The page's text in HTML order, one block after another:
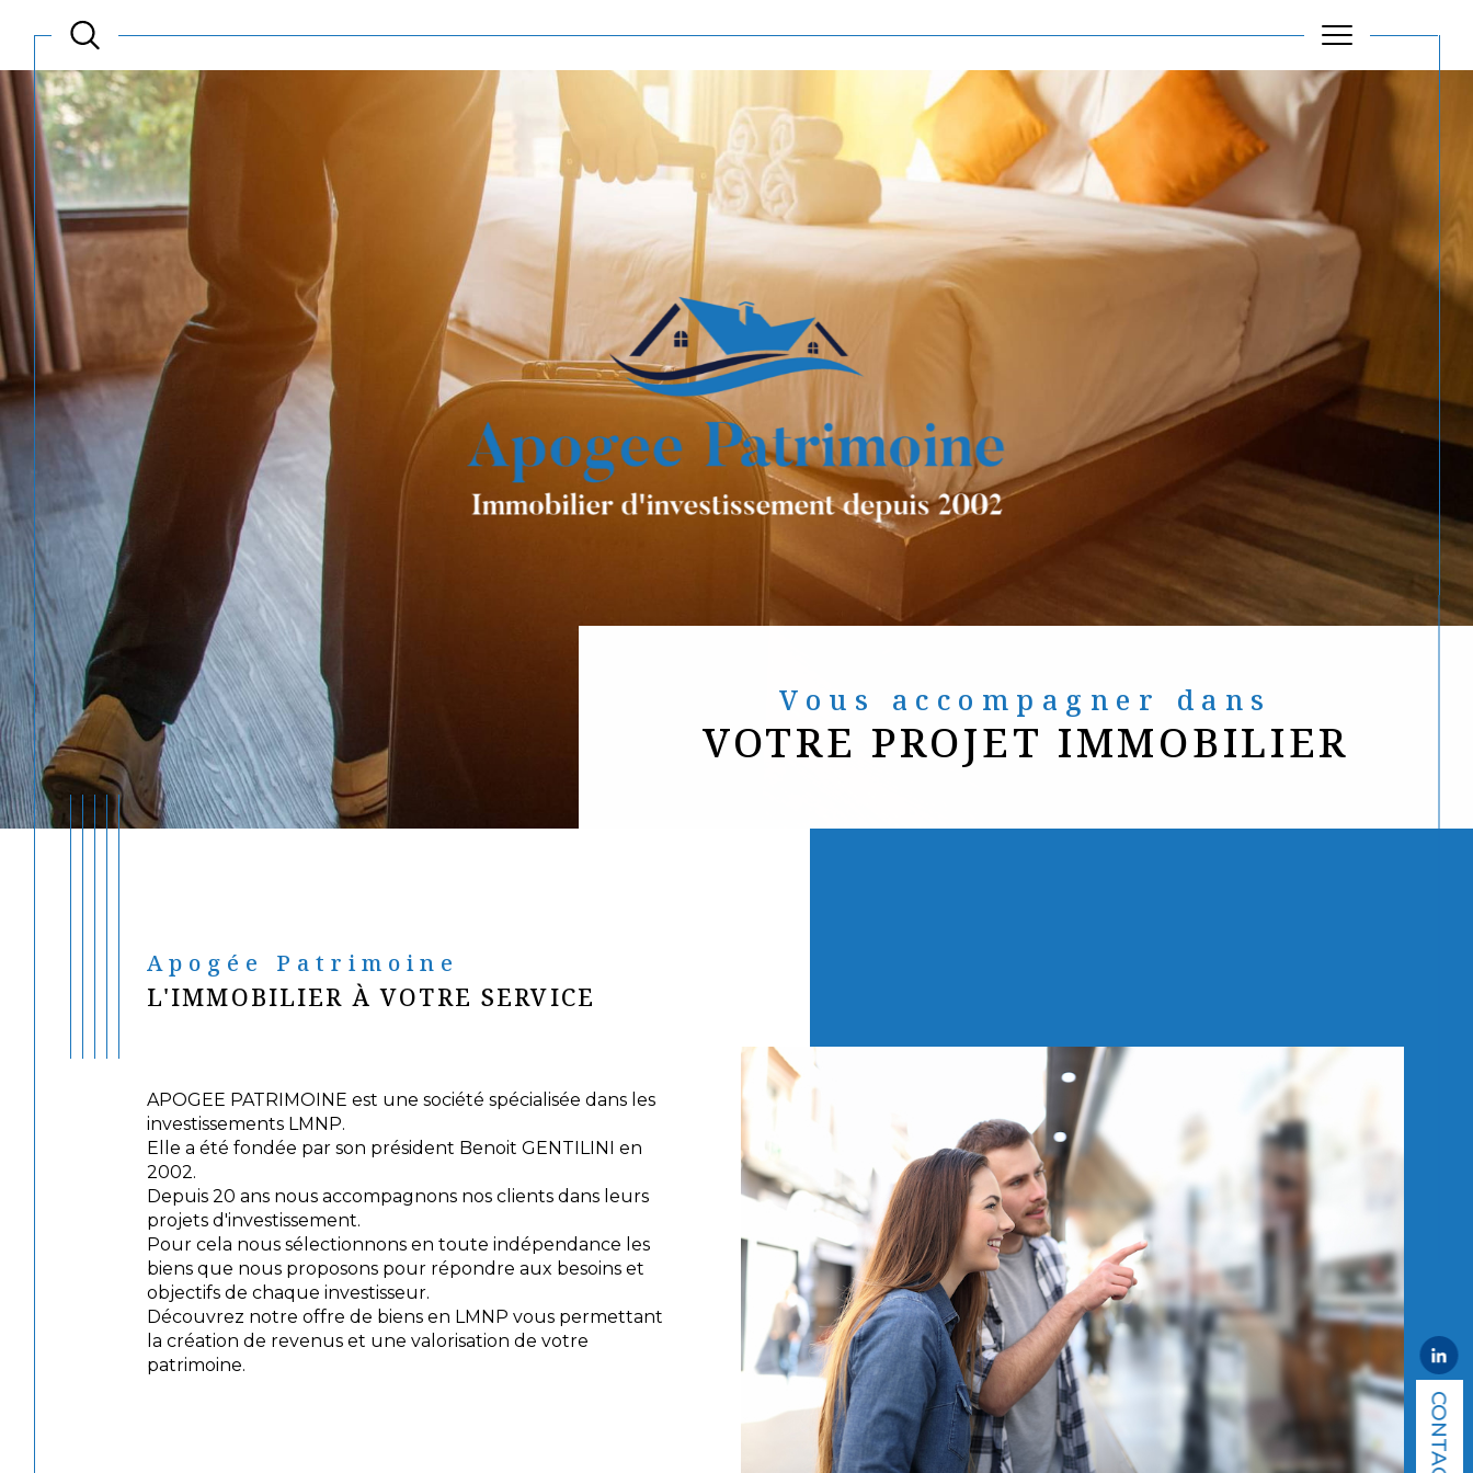
CONTACT
de l'ancien
Estimer
Filtrer
Voir les808annonces
Réinitialiser les filtres
Vous accompagner dans
VOTRE PROJET IMMOBILIER
Apogée Patrimoine
L'IMMOBILIER À VOTRE SERVICE
APOGEE PATRIMOINE est une société spécialisée dans les
investissements LMNP.
Elle a été fondée par son président Benoit GENTILINI en
2002.
Depuis 20 ans nous accompagnons nos clients dans leurs
projets d'investissement.
Pour cela nous sélectionnons en toute indépendance les
biens que nous proposons pour répondre aux besoins et
objectifs de chaque investisseur.
Découvrez notre offre de biens en LMNP vous permettant
la création de revenus et une valorisation de votre
patrimoine.